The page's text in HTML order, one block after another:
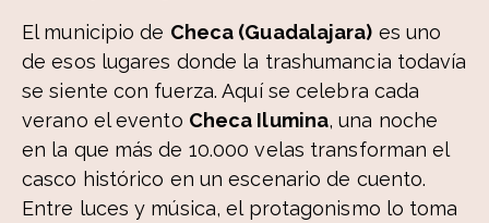
El municipio de Checa (Guadalajara) es uno
de esos lugares donde la trashumancia todavía
se siente con fuerza. Aquí se celebra cada
verano el evento Checa Ilumina, una noche
en la que más de 10.000 velas transforman el
casco histórico en un escenario de cuento.
Entre luces y música, el protagonismo lo toma